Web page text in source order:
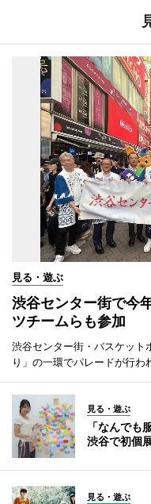
見る・遊ぶ
渋谷センター街で今
ツチームらも参加
渋谷センター街・バスケット
り」の一環でパレードが行わ
見る・遊ぶ
「なんでも
渋谷で初個
見る・遊ぶ